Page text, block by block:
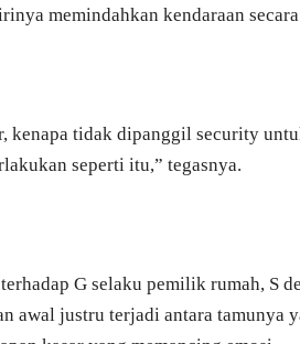
memindahkan kendaraan
kenapa tidak dipanggil security
seperti itu,” tegasnya.
G selaku pemilik rumah, S
awal justru terjadi antara tamunya